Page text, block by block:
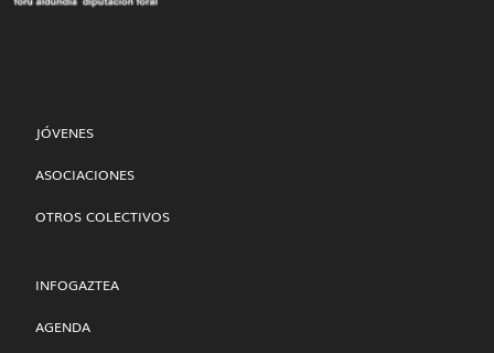
JÓVENES
ASOCIACIONES
OTROS COLECTIVOS
INFOGAZTEA
AGENDA